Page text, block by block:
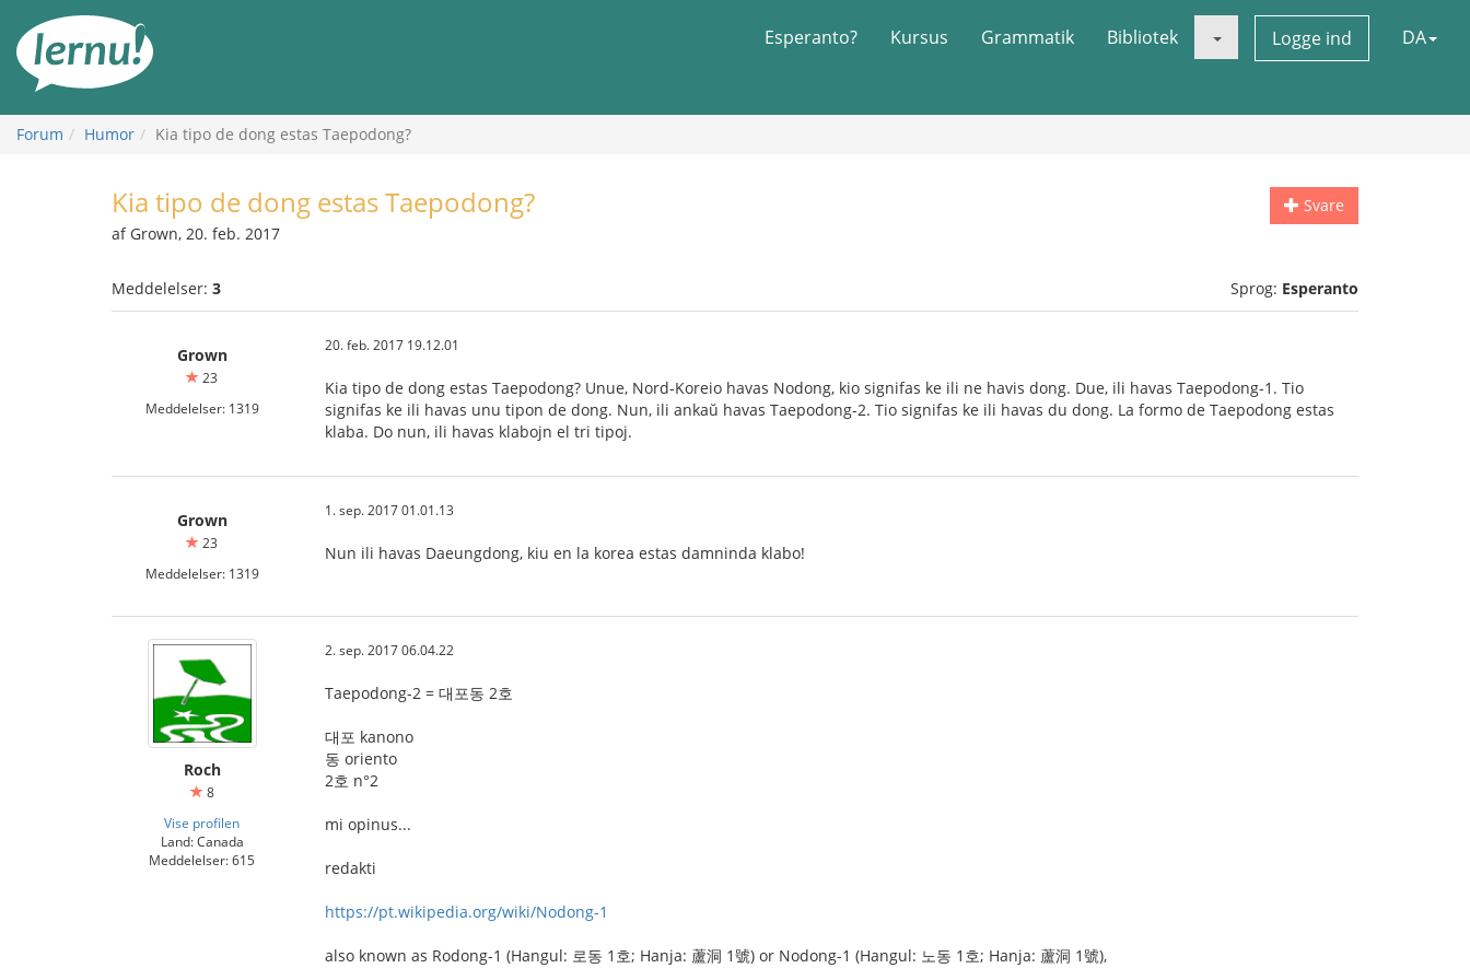
indholdet
Esperanto? Kursus Grammatik Bibliotek Logge ind DA
Forum Humor Kia tipo de dong estas Taepodong?
Svare
Kia tipo de dong estas Taepodong?
af Grown, 20. feb. 2017
Meddelelser: 3 Sprog: Esperanto
Grown
23
Meddelelser: 1319
20. feb. 2017 19.12.01
Kia tipo de dong estas Taepodong? Unue, Nord-Koreio havas Nodong, kio signifas ke ili ne havis dong. Due, ili havas Taepodong-1. Tio
signifas ke ili havas unu tipon de dong. Nun, ili ankaŭ havas Taepodong-2. Tio signifas ke ili havas du dong. La formo de Taepodong estas
klaba. Do nun, ili havas klabojn el tri tipoj.
Grown
23
Meddelelser: 1319
1. sep. 2017 01.01.13
Nun ili havas Daeungdong, kiu en la korea estas damninda klabo!
Roch
8
Vise profilen
Land: Canada
Meddelelser: 615
2. sep. 2017 06.04.22
Taepodong-2 = 대포동 2호
대포 kanono
동 oriento
2호 n°2
mi opinus...
redakti
https://pt.wikipedia.org/wiki/Nodong-1
also known as Rodong-1 (Hangul: 로동 1호; Hanja: 蘆洞 1號) or Nodong-1 (Hangul: 노동 1호; Hanja: 蘆洞 1號),